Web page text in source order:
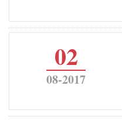
02
08-2017